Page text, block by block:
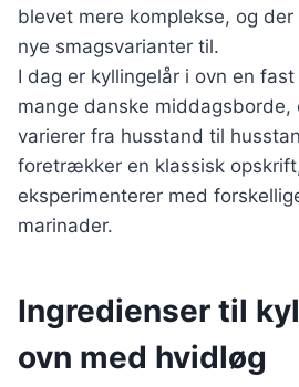
blevet mere komplekse, og
nye smagsvarianter til.
I dag er kyllingelår i ovn en
mange danske middagsborde,
varierer fra husstand til
foretrækker en klassisk
eksperimenterer med
marinader.
Ingredienser til
ovn med hvidløg